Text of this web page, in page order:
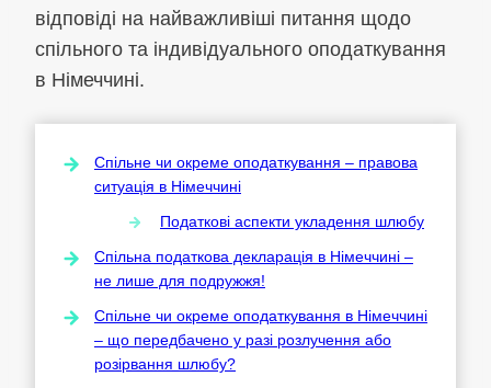
відповіді на найважливіші питання щодо
спільного та індивідуального оподаткування
в Німеччині.
Спільне чи окреме оподаткування – правова
ситуація в Німеччині
Податкові аспекти укладення шлюбу
Спільна податкова декларація в Німеччині –
не лише для подружжя!
Спільне чи окреме оподаткування в Німеччині
– що передбачено у разі розлучення або
розірвання шлюбу?